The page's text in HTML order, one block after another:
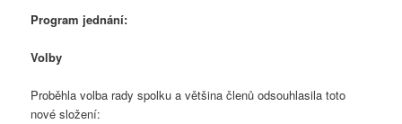
Program jednání:
Volby
Proběhla volba rady spolku a většina členů odsouhlasila toto
nové složení: